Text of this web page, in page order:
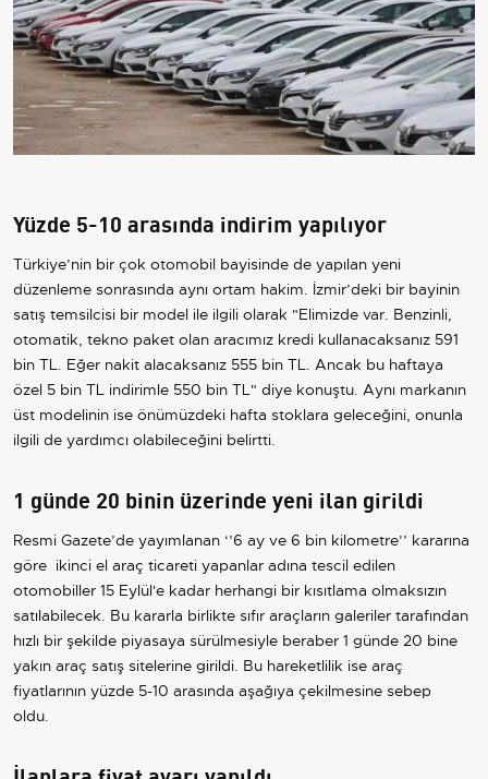
Yüzde 5-10 arasında indirim yapılıyor
Türkiye’nin bir çok otomobil bayisinde de yapılan yeni
düzenleme sonrasında aynı ortam hakim. İzmir’deki bir bayinin
satış temsilcisi bir model ile ilgili olarak "Elimizde var. Benzinli,
otomatik, tekno paket olan aracımız kredi kullanacaksanız 591
bin TL. Eğer nakit alacaksanız 555 bin TL. Ancak bu haftaya
özel 5 bin TL indirimle 550 bin TL" diye konuştu. Aynı markanın
üst modelinin ise önümüzdeki hafta stoklara geleceğini, onunla
ilgili de yardımcı olabileceğini belirtti.
1 günde 20 binin üzerinde yeni ilan girildi
Resmi Gazete’de yayımlanan ‘’6 ay ve 6 bin kilometre’’ kararına
göre ikinci el araç ticareti yapanlar adına tescil edilen
otomobiller 15 Eylül'e kadar herhangi bir kısıtlama olmaksızın
satılabilecek. Bu kararla birlikte sıfır araçların galeriler tarafından
hızlı bir şekilde piyasaya sürülmesiyle beraber 1 günde 20 bine
yakın araç satış sitelerine girildi. Bu hareketlilik ise araç
fiyatlarının yüzde 5-10 arasında aşağıya çekilmesine sebep
oldu.